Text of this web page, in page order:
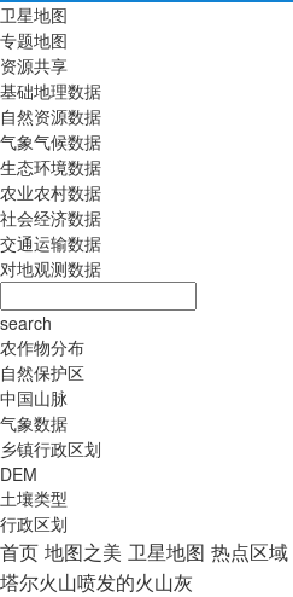
卫星地图
专题地图
资源共享
基础地理数据
自然资源数据
气象气候数据
生态环境数据
农业农村数据
社会经济数据
交通运输数据
对地观测数据
search
农作物分布
自然保护区
中国山脉
气象数据
乡镇行政区划
DEM
土壤类型
行政区划
首页 地图之美 卫星地图 热点区域
塔尔火山喷发的火山灰